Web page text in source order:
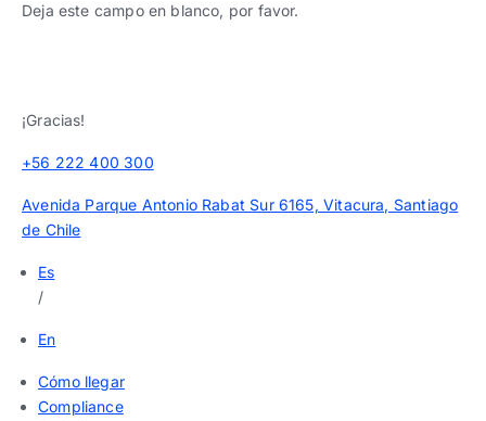
Deja este campo en blanco, por favor.
¡Gracias!
+56 222 400 300
Avenida Parque Antonio Rabat Sur 6165, Vitacura, Santiago
de Chile
Es
/
En
Cómo llegar
Compliance